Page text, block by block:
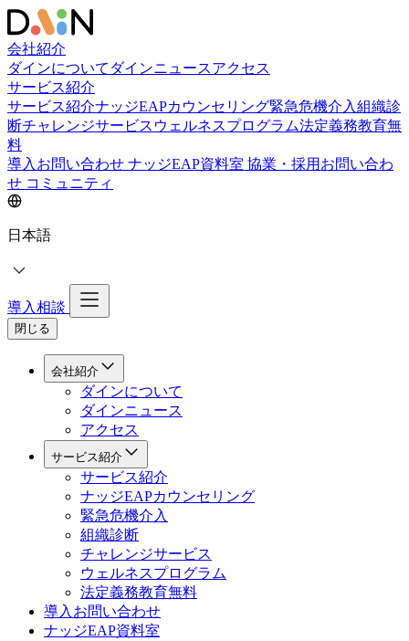
会社紹介
ダインについて ダインニュースアクセス
サービス紹介
サービス紹介ナッジEAPカウンセリング緊急危機介入組織診
断チャレンジサービス ウェルネスプログラム法定義務教育無
料
導入お問い合わせ ナッジEAP資料室 協業・採用お問い合わ
せ コミュニティ
日本語
導入相談
閉じる
会社紹介
ダインについて
ダインニュース
アクセス
サービス紹介
サービス紹介
ナッジEAPカウンセリング
緊急危機介入
組織診断
チャレンジサービス
ウェルネスプログラム
法定義務教育無料
導入お問い合わせ
ナッジEAP資料室